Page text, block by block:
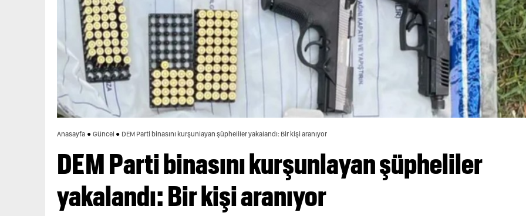
Anasayfa Güncel DEM Parti binasını kurşunlayan şüpheliler yakalandı: Bir kişi aranıyor
DEM Parti binasını kurşunlayan şüpheliler
yakalandı: Bir kişi aranıyor